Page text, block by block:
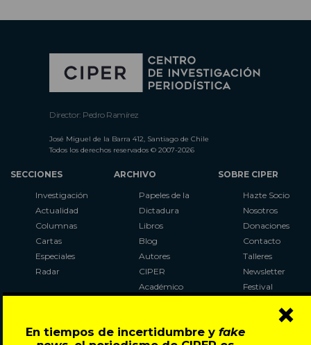
En tiempos de incertidumbre y fake
×
Director: Pedro Ramírez
José Miguel de la Barra 412, Santiago de Chile
Todos los derechos reservados © 2007-2026
SECCIONES
Investigación
Actualidad
Columnas
Cartas
Especiales
Radar
ARCHIVO
Papeles de la
Dictadura
Libros
Blog
Autores
CIPER
Académico
Al Plebiscito
SOBRE CIPER
Hazte Socio
Nosotros
Donaciones
Contacto
Talleres
Newsletter
Festival